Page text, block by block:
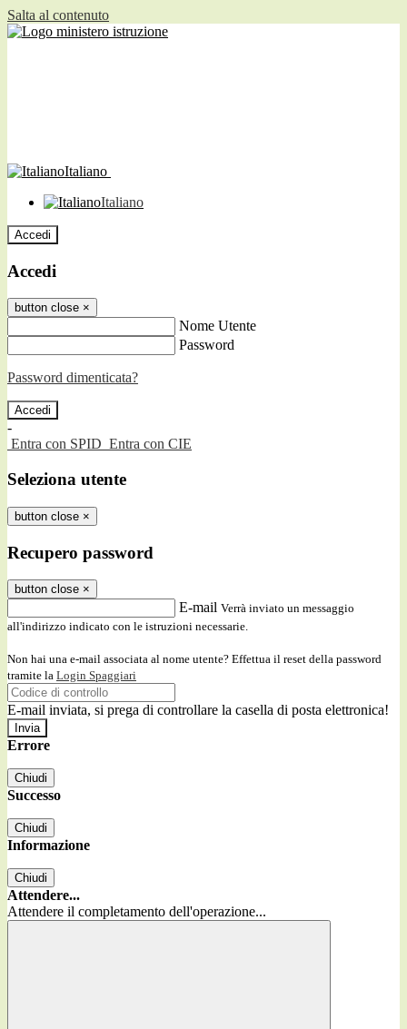
Salta al contenuto
Italiano
Italiano
Accedi
Accedi
button close ×
Nome Utente
Password
Password dimenticata?
-
Entra con SPID Entra con CIE
Seleziona utente
button close ×
Recupero password
button close ×
E-mail Verrà inviato un messaggio
all'indirizzo indicato con le istruzioni necessarie.
Non hai una e-mail associata al nome utente? Effettua il reset della password
tramite la Login Spaggiari
E-mail inviata, si prega di controllare la casella di posta elettronica!
Errore
Chiudi
Successo
Chiudi
Informazione
Chiudi
Attendere...
Attendere il completamento dell'operazione...